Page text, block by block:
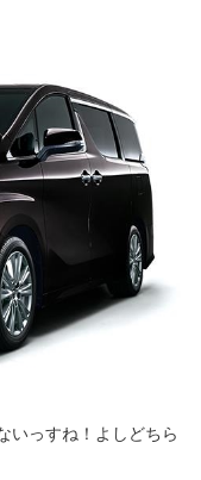
いっすね！よしどちら